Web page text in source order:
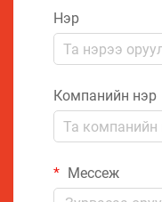
Нэр
Компанийн нэр
Мессеж